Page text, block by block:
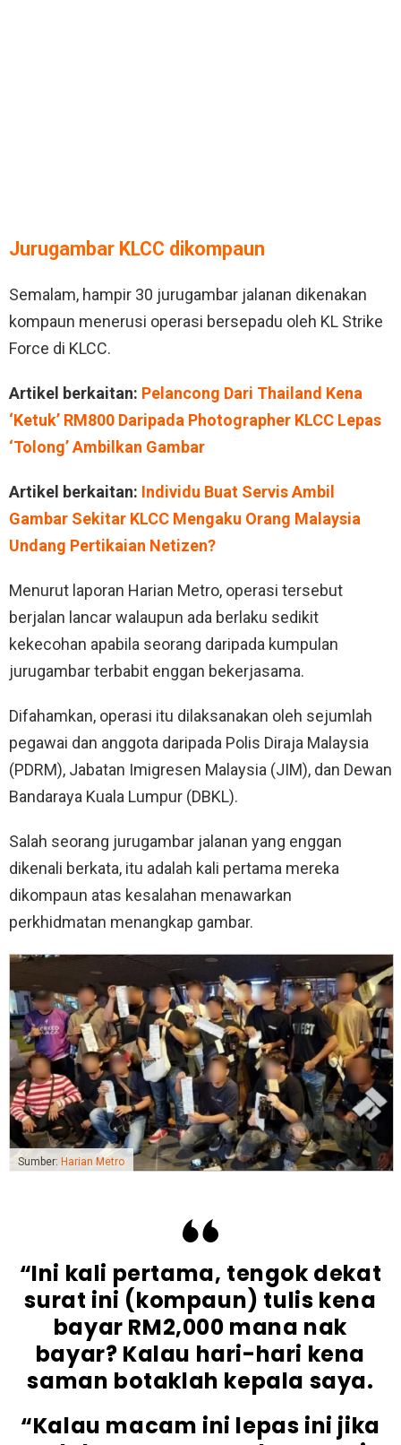
Jurugambar KLCC dikompaun
Semalam, hampir 30 jurugambar jalanan dikenakan
kompaun menerusi operasi bersepadu oleh KL Strike
Force di KLCC.
Artikel berkaitan: Pelancong Dari Thailand Kena
‘Ketuk’ RM800 Daripada Photographer KLCC Lepas
‘Tolong’ Ambilkan Gambar
Artikel berkaitan: Individu Buat Servis Ambil
Gambar Sekitar KLCC Mengaku Orang Malaysia
Undang Pertikaian Netizen?
Menurut laporan Harian Metro, operasi tersebut
berjalan lancar walaupun ada berlaku sedikit
kekecohan apabila seorang daripada kumpulan
jurugambar terbabit enggan bekerjasama.
Difahamkan, operasi itu dilaksanakan oleh sejumlah
pegawai dan anggota daripada Polis Diraja Malaysia
(PDRM), Jabatan Imigresen Malaysia (JIM), dan Dewan
Bandaraya Kuala Lumpur (DBKL).
Salah seorang jurugambar jalanan yang enggan
dikenali berkata, itu adalah kali pertama mereka
dikompaun atas kesalahan menawarkan
perkhidmatan menangkap gambar.
Sumber: Harian Metro
“Ini kali pertama, tengok dekat
surat ini (kompaun) tulis kena
bayar RM2,000 mana nak
bayar? Kalau hari-hari kena
saman botaklah kepala saya.
“Kalau macam ini lepas ini jika